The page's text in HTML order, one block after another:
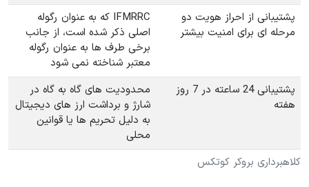
کلاهبرداری بروکر کوتکس
پشتیبانی از احراز هویت دو
مرحله ای برای امنیت بیشتر
IFMRRC که به عنوان رگوله
اصلی ذکر شده است، از جانب
برخی طرف ها به عنوان رگوله
معتبر شناخته نمی شود
پشتیبانی 24 ساعته در 7 روز
هفته
محدودیت های گاه به گاه در
شارژ و برداشت ارز های دیجیتال
به دلیل تحریم ها یا قوانین
محلی